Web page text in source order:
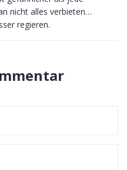
nicht alles verbieten…
regieren.